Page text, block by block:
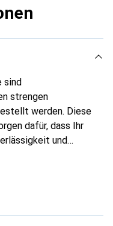
sind
strengen
werden. Diese
dafür, dass Ihr
und